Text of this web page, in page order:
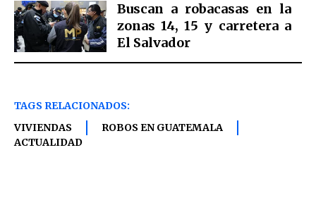
Buscan a robacasas en la
zonas 14, 15 y carretera a
El Salvador
TAGS RELACIONADOS:
VIVIENDAS
ROBOS EN GUATEMALA
ACTUALIDAD